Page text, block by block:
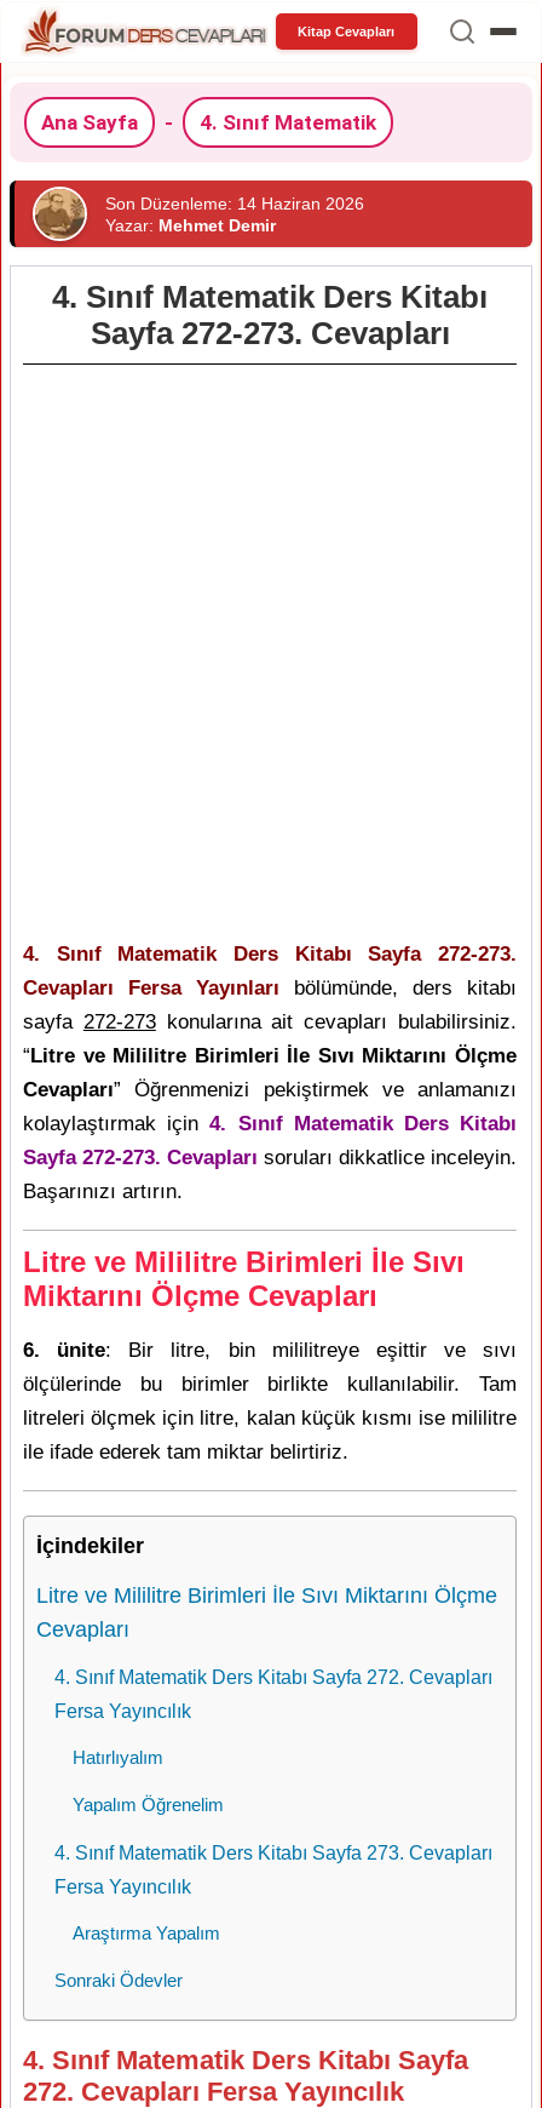
Kitap Cevapları
Ana Sayfa - 4. Sınıf Matematik
Son Düzenleme: 14 Haziran 2026
Yazar: Mehmet Demir
4. Sınıf Matematik Ders Kitabı
Sayfa 272-273. Cevapları
4. Sınıf Matematik Ders Kitabı Sayfa 272-273.
Cevapları Fersa Yayınları bölümünde, ders kitabı
sayfa 272-273konularına ait cevapları bulabilirsiniz.
“Litre ve Mililitre Birimleri İle Sıvı Miktarını Ölçme
Cevapları” Öğrenmenizi pekiştirmek ve anlamanızı
kolaylaştırmak için4. Sınıf Matematik Ders Kitabı
Sayfa 272-273. Cevapları soruları dikkatlice inceleyin.
Başarınızı artırın.
Litre ve Mililitre Birimleri İle Sıvı
Miktarını Ölçme Cevapları
6. ünite: Bir litre, bin mililitreye eşittir ve sıvı
ölçülerinde bu birimler birlikte kullanılabilir. Tam
litreleri ölçmek için litre, kalan küçük kısmı ise mililitre
ile ifade ederek tam miktar belirtiriz.
İçindekiler
Litre ve Mililitre Birimleri İle Sıvı Miktarını Ölçme
Cevapları
4. Sınıf Matematik Ders Kitabı Sayfa 272. Cevapları
Fersa Yayıncılık
Hatırlıyalım
Yapalım Öğrenelim
4. Sınıf Matematik Ders Kitabı Sayfa 273. Cevapları
Fersa Yayıncılık
Araştırma Yapalım
Sonraki Ödevler
4. Sınıf Matematik Ders Kitabı Sayfa
272. Cevapları Fersa Yayıncılık